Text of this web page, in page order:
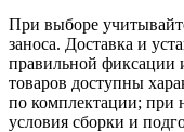
При выборе
заноса. Доставка и
правильной фиксации
товаров доступны
по комплектации; при
условия сборки и